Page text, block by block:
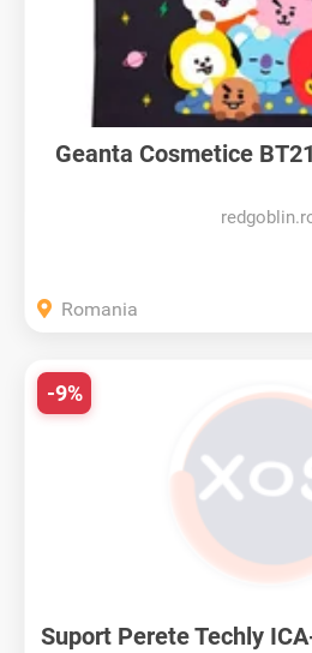
Geanta Cosmetice
Romania
Suport Perete Techly
-9%